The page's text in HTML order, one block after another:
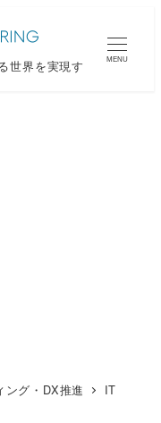
世界を実現す MENU
グ・DX推進
IT